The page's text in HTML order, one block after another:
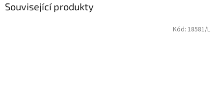
Související produkty
Kód: 18581/L